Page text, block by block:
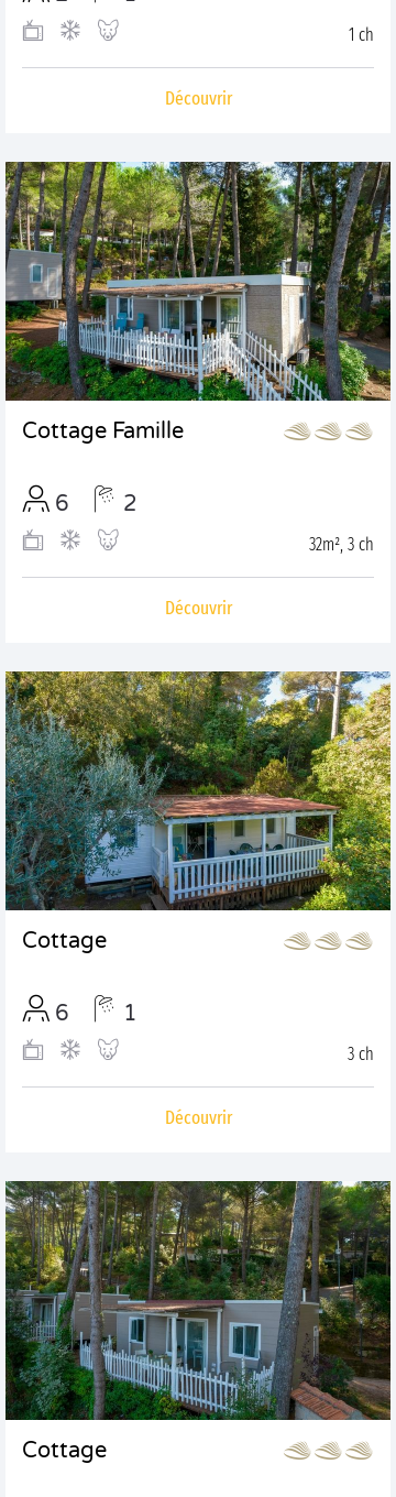
1 ch
Découvrir
Cottage Famille
6 2
32m², 3 ch
Découvrir
Cottage
6 1
3 ch
Découvrir
Cottage